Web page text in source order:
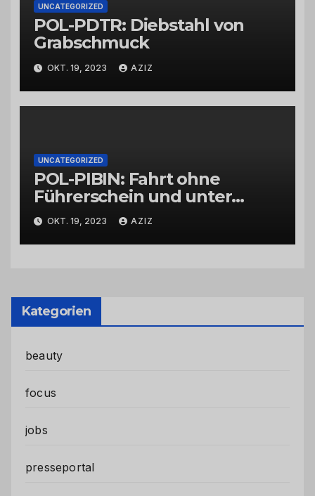
UNCATEGORIZED
POL-PDTR: Diebstahl von
Grabschmuck
OKT. 19, 2023 AZIZ
UNCATEGORIZED
POL-PIBIN: Fahrt ohne
Führerschein und unter
Einfluss von Drogen
OKT. 19, 2023 AZIZ
Kategorien
beauty
focus
jobs
presseportal